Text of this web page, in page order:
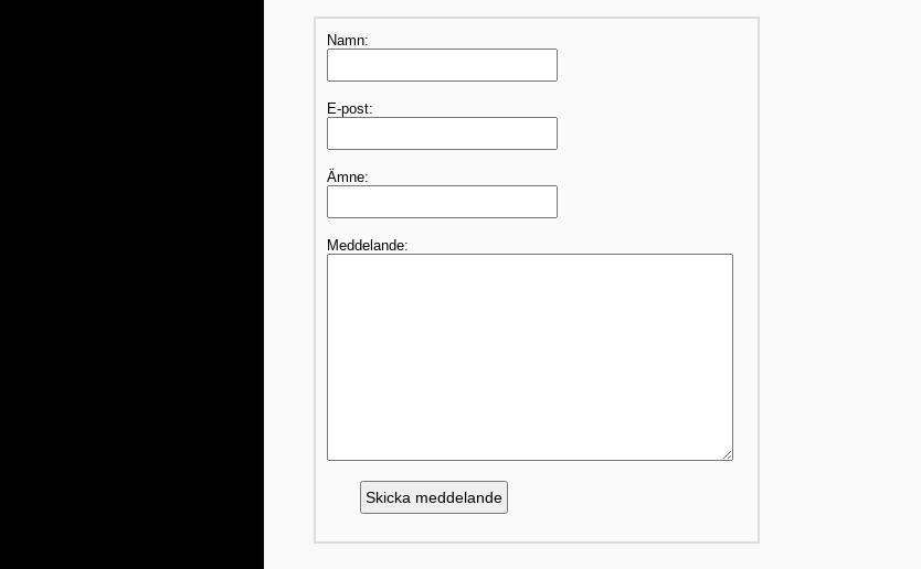
Namn:
E-post:
Ämne:
Meddelande: